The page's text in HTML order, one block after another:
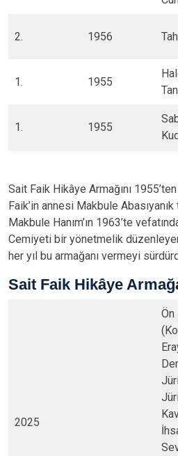
2.​ ​1956
​1. ​1955
​1. ​1955
Sait Faik Hikâye Armağını
Faik’in annesi Makbule
Makbule Hanım’ın 1963’te
Cemiyeti bir yönetmelik
her yıl bu armağanı vermeyi
Sait Faik Hikâye
2025
Ön